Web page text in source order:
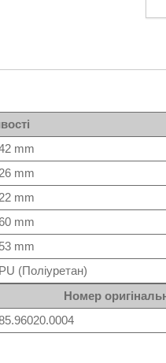
mm
26 mm
22 mm
mm
53 mm
PU (Поліуретан)
Номер